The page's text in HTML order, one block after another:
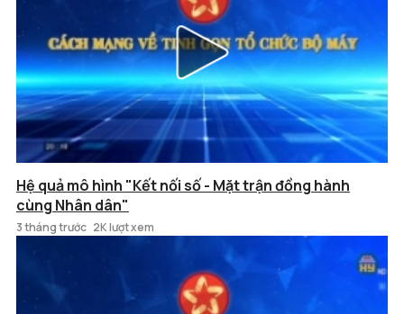
Hệ quả mô hình "Kết nối số - Mặt trận đồng hành
cùng Nhân dân"
3 tháng trước 2K lượt xem